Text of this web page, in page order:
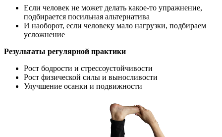
Если человек не может делать какое-то упражнение,
подбирается посильная альтернатива
И наоборот, если человеку мало нагрузки, подбираем
усложнение
Результаты регулярной практики
Рост бодрости и стрессоустойчивости
Рост физической силы и выносливости
Улучшение осанки и подвижности